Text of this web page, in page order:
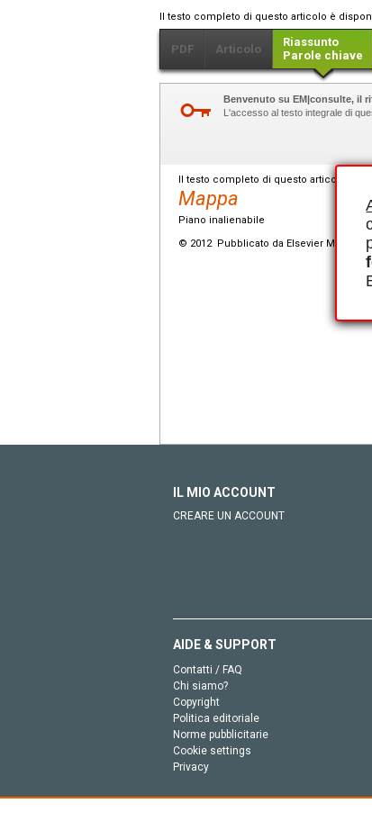
Il testo completo di questo articolo è
PDF Articolo
Riassunto
Parole chiave
Benvenuto su EM|consulte, il
L'accesso al testo integrale di
Il testo completo di questo articolo è
Mappa
Piano inalienabile
© 2012 Pubblicato da Elsevier Masson
IL MIO ACCOUNT
CREARE UN ACCOUNT
AIDE & SUPPORT
Contatti / FAQ
Chi siamo?
Copyright
Politica editoriale
Norme pubblicitarie
Cookie settings
Privacy